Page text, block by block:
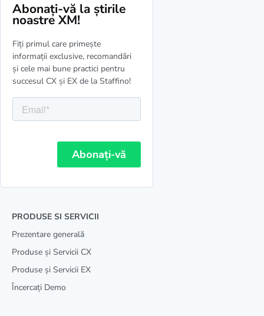
Abonați-vă la știrile
noastre XM!
Fiți primul care primește
informații exclusive, recomandări
și cele mai bune practici pentru
succesul CX și EX de la Staffino!
PRODUSE SI SERVICII
Prezentare generală
Produse și Servicii CX
Produse și Servicii EX
Încercați Demo